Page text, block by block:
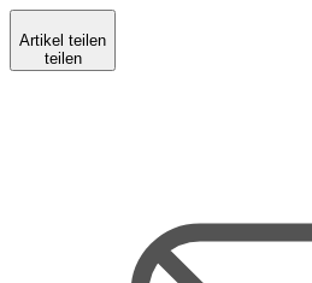
Artikel teilen
teilen